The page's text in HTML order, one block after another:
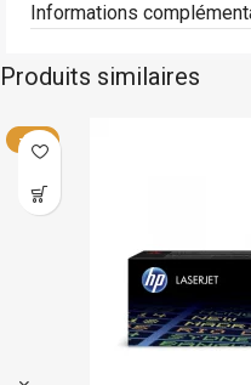
Informations
Produits similaires
-14%
Hp